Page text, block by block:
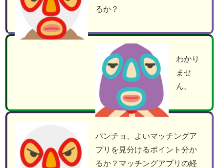
るか？
わかり
ませ
ん。
パンチョ、よいマッチングア
プリを見分けるポイント分か
るか？マッチングアプリの経